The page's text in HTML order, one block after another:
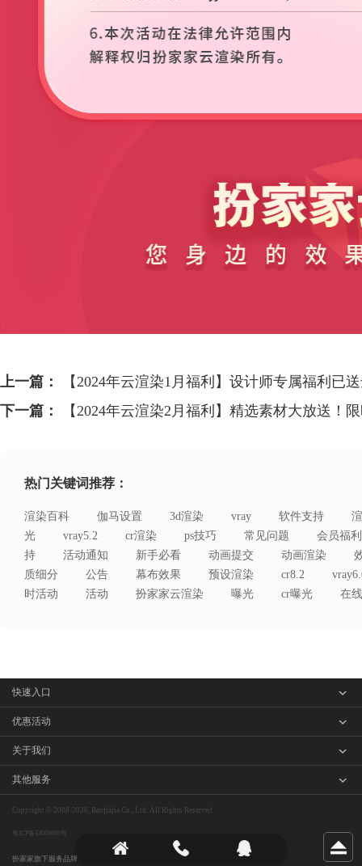
上一篇：
【2024年云渲染1月福利】设计师专属福利已
下一篇：
【2024年云渲染2月福利】精选素材大放送！
热门关键词推荐：
渲染百科 伽马设置 3d渲染 vray 软件支持
光
vray5.2 cr渲染 ps技巧 常见问题
会员福利
持
活动通知 新手必看 动画提交 动画渲染
质细分
公告 幕布效果 预设渲染 cr8.2
时活动
活动 扮家家云渲染 曝光 cr曝光 在
快速入口
客户端下载
渲染价格
操作指南
优惠活动
分享活动
首图免单
赔你渲染
关于我们
品牌简介
联系我们
商务合作
其他服务
培训教育
原创素材
Copyright © 2008-2026, Banjiajia Co., Ltd. All Rights Reserved.
粤ICP备14068665号